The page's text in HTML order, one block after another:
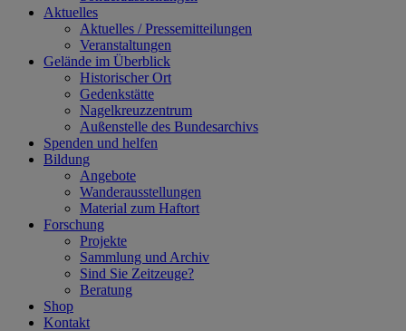
Aktuelles
Aktuelles / Pressemitteilungen
Veranstaltungen
Gelände im Überblick
Historischer Ort
Gedenkstätte
Nagelkreuzzentrum
Außenstelle des Bundesarchivs
Spenden und helfen
Bildung
Angebote
Wanderausstellungen
Material zum Haftort
Forschung
Projekte
Sammlung und Archiv
Sind Sie Zeitzeuge?
Beratung
Shop
Kontakt